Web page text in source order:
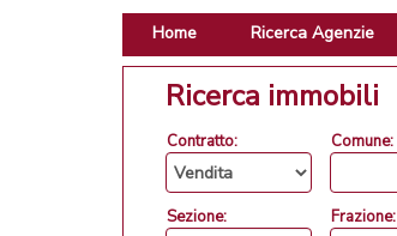
Home Ricerca Agenzie
Ricerca immobili
Contratto:
Sezione:
Comune:
Frazione: